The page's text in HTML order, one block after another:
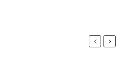
PreviousNext